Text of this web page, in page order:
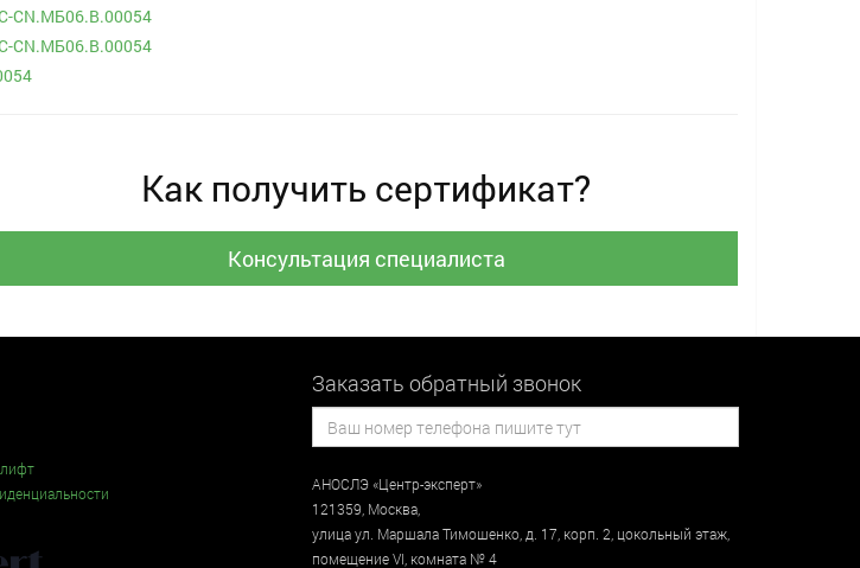
CN.МБ06.В.00054
CN.МБ06.В.00054
Как получить сертификат?
Консультация специалиста
Заказать обратный звонок
АНОСЛЭ «Центр-эксперт»
121359 Москва
улицаул. Маршала Тимошенко, д. 17, корп. 2, цокольный этаж
помещение VI, комната № 4